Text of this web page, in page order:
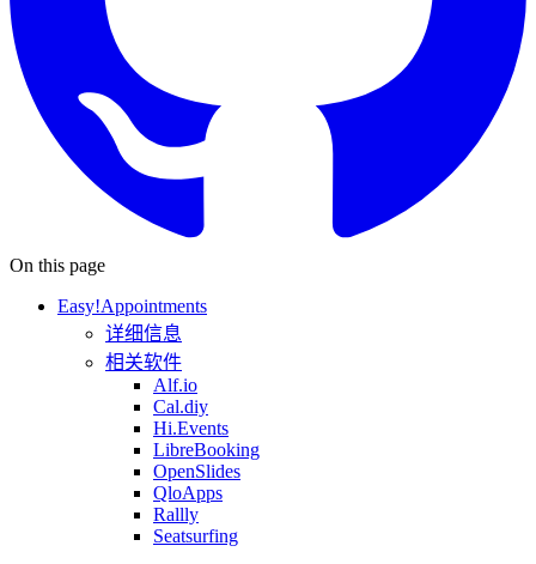
On this page
Easy!Appointments
详细信息
相关软件
Alf.io
Cal.diy
Hi.Events
LibreBooking
OpenSlides
QloApps
Rallly
Seatsurfing